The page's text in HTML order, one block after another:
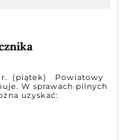
r. (piątek) Powiatowy
W sprawach pilnych
uzyskać: